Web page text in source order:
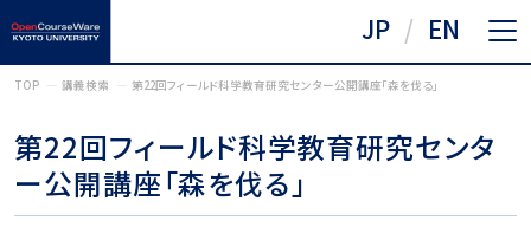
JP EN
TOP 講義検索 第22回フィールド科学教育研究センター公開講座「森を伐る」
第22回フィールド科学教育研究センタ
ー公開講座「森を伐る」